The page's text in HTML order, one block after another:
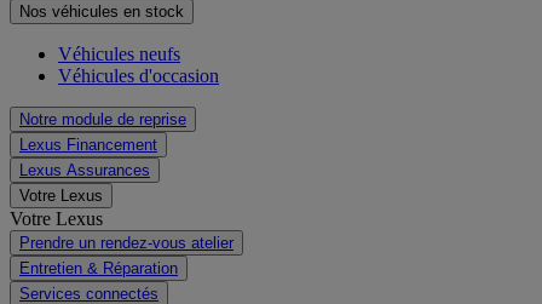
Nos véhicules en stock
Véhicules neufs
Véhicules d'occasion
Notre module de reprise
Lexus Financement
Lexus Assurances
Votre Lexus
Votre Lexus
Prendre un rendez-vous atelier
Entretien & Réparation
Services connectés